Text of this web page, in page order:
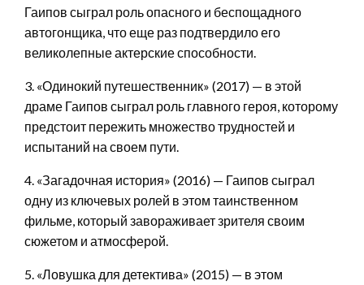
Гаипов сыграл роль опасного и беспощадного
автогонщика, что еще раз подтвердило его
великолепные актерские способности.
3. «Одинокий путешественник» (2017) — в этой
драме Гаипов сыграл роль главного героя, которому
предстоит пережить множество трудностей и
испытаний на своем пути.
4. «Загадочная история» (2016) — Гаипов сыграл
одну из ключевых ролей в этом таинственном
фильме, который завораживает зрителя своим
сюжетом и атмосферой.
5. «Ловушка для детектива» (2015) — в этом